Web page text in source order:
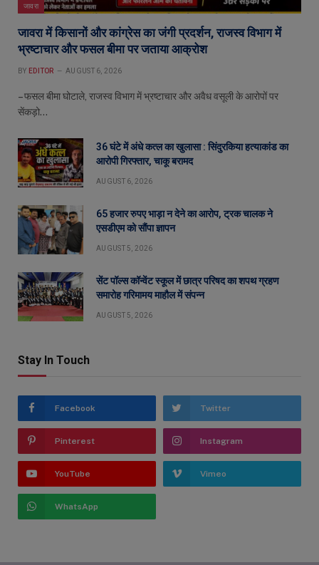
जावरा
जावरा में किसानों और कांग्रेस का जंगी प्रदर्शन, राजस्व विभाग में
भ्रष्टाचार और फसल बीमा पर जताया आक्रोश
BY EDITOR AUGUST 6, 2026
– फसल बीमा घोटाले, राजस्व विभाग में भ्रष्टाचार और अवैध वसूली के आरोपों पर
सेंकड़ो…
36 घंटे में अंधे कत्ल का खुलासा : सिंदुरकिया हत्याकांड का
आरोपी गिरफ्तार, चाकू बरामद
AUGUST 6, 2026
65 हजार रुपए भाड़ा न देने का आरोप, ट्रक चालक ने
एसडीएम को सौंपा ज्ञापन
AUGUST 5, 2026
सेंट पॉल्स कॉन्वेंट स्कूल में छात्र परिषद का शपथ ग्रहण
समारोह गरिमामय माहौल में संपन्न
AUGUST 5, 2026
Stay In Touch
Facebook Twitter
Pinterest Instagram
YouTube Vimeo
WhatsApp